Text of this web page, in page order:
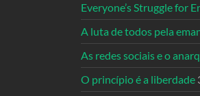
Everyone’s Struggle for
A luta de todos pela
As redes sociais e o
O princípio é a liberdade